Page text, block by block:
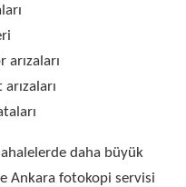
daha büyük
Ankara fotokopi servisi